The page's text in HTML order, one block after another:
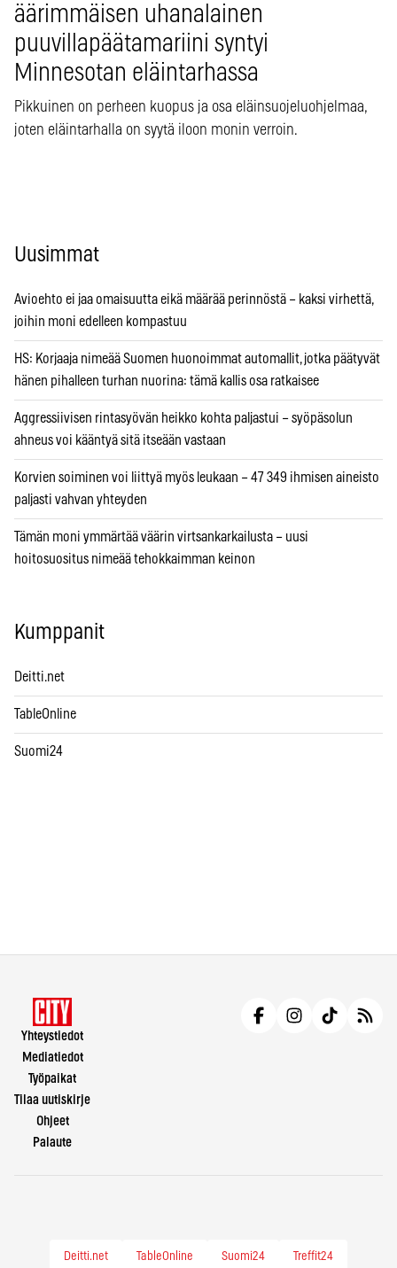
äärimmäisen uhanalainen
puuvillapäätamariini syntyi
Minnesotan eläintarhassa
Pikkuinen on perheen kuopus ja osa eläinsuojeluohjelmaa,
joten eläintarhalla on syytä iloon monin verroin.
Uusimmat
Avioehto ei jaa omaisuutta eikä määrää perinnöstä – kaksi virhettä,
joihin moni edelleen kompastuu
HS: Korjaaja nimeää Suomen huonoimmat automallit, jotka päätyvät
hänen pihalleen turhan nuorina: tämä kallis osa ratkaisee
Aggressiivisen rintasyövän heikko kohta paljastui – syöpäsolun
ahneus voi kääntyä sitä itseään vastaan
Korvien soiminen voi liittyä myös leukaan – 47 349 ihmisen aineisto
paljasti vahvan yhteyden
Tämän moni ymmärtää väärin virtsankarkailusta – uusi
hoitosuositus nimeää tehokkaimman keinon
Kumppanit
Deitti.net
TableOnline
Suomi24
Yhteystiedot
Mediatiedot
Työpaikat
Tilaa uutiskirje
Ohjeet
Palaute
Deitti.net TableOnline Suomi24 Treffit24